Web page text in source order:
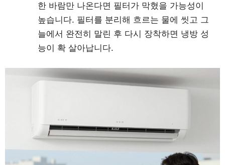
한 바람만 나온다면 필터가 막혔을 가능성이
높습니다. 필터를 분리해 흐르는 물에 씻고 그
늘에서 완전히 말린 후 다시 장착하면 냉방 성
능이 확 살아납니다.